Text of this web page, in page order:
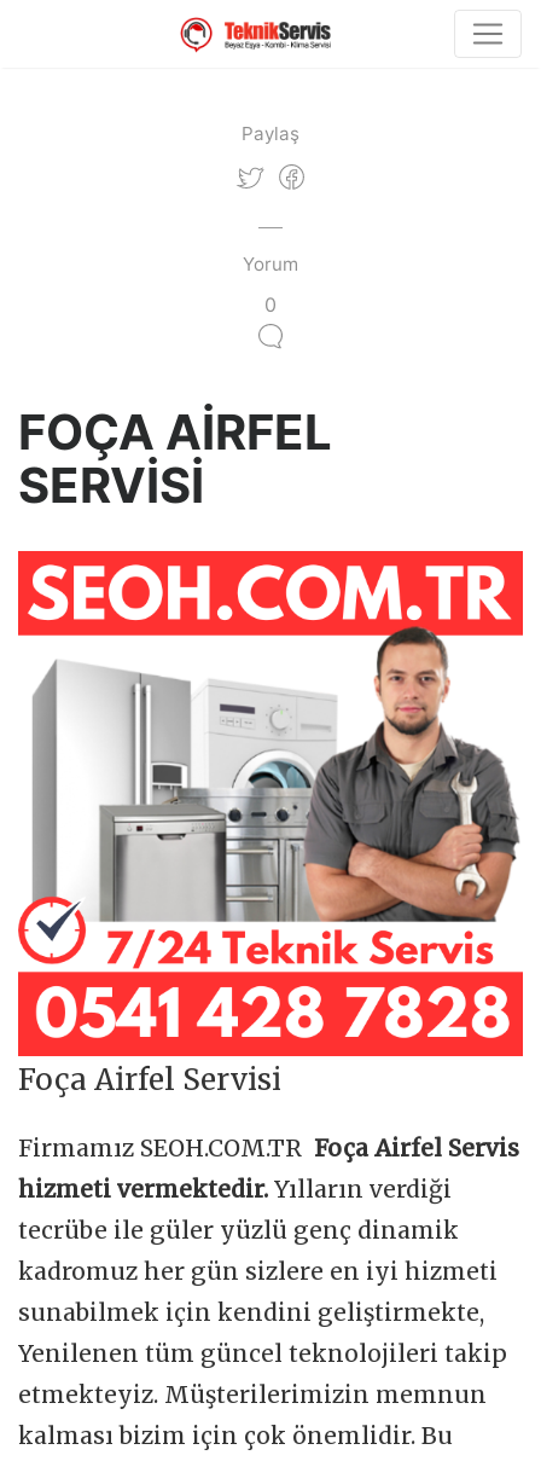
Paylaş
Yorum
0
FOÇA AİRFEL
SERVİSİ
Foça Airfel Servisi
Firmamız SEOH.COM.TR Foça Airfel Servis
hizmeti vermektedir. Yılların verdiği
tecrübe ile güler yüzlü genç dinamik
kadromuz her gün sizlere en iyi hizmeti
sunabilmek için kendini geliştirmekte,
Yenilenen tüm güncel teknolojileri takip
etmekteyiz. Müşterilerimizin memnun
kalması bizim için çok önemlidir. Bu